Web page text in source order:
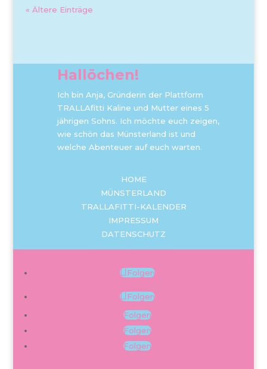
« Ältere Einträge
Hallöchen!
Ich bin Anja, Gründerin der Plattform
TRALLAfitti Kaline und Mutter eines 5
jährigen Sohns. Ich möchte euch zeigen,
wie schön das Münsterland ist und
welche Abenteuer auf euch warten.
HOME
MÜNSTERLAND
TRALLAFITTI-KALENDER
IMPRESSUM
DATENSCHUTZ
Folgen
Folgen
Folgen
Folgen
Folgen